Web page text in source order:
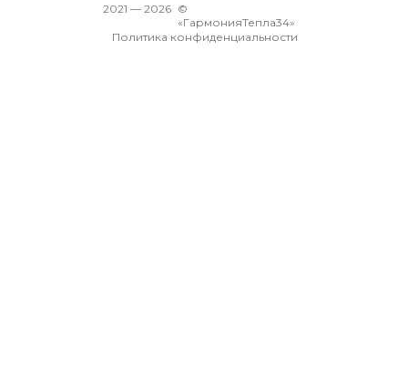
Политика конфиденциальности
©
«ГармонияТепла34»
2026
2021 —